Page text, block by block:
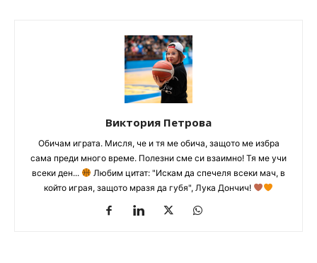
Виктория Петрова
Обичам играта. Мисля, че и тя ме обича, защото ме избра
сама преди много време. Полезни сме си взаимно! Тя ме учи
всеки ден...
Любим цитат: "Искам да спечеля всеки мач, в
който играя, защото мразя да губя", Лука Дончич!